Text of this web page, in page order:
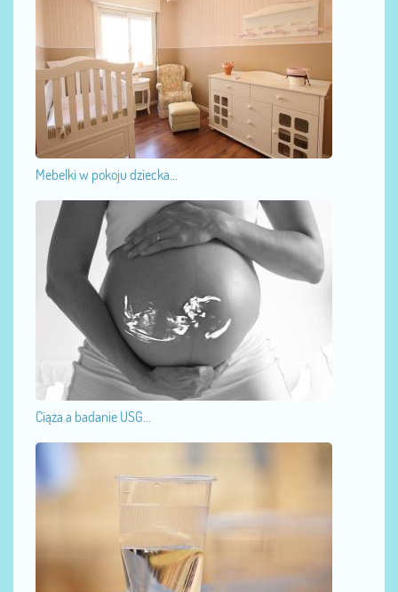
Mebelki w pokoju dziecka...
Ciąża a badanie USG...